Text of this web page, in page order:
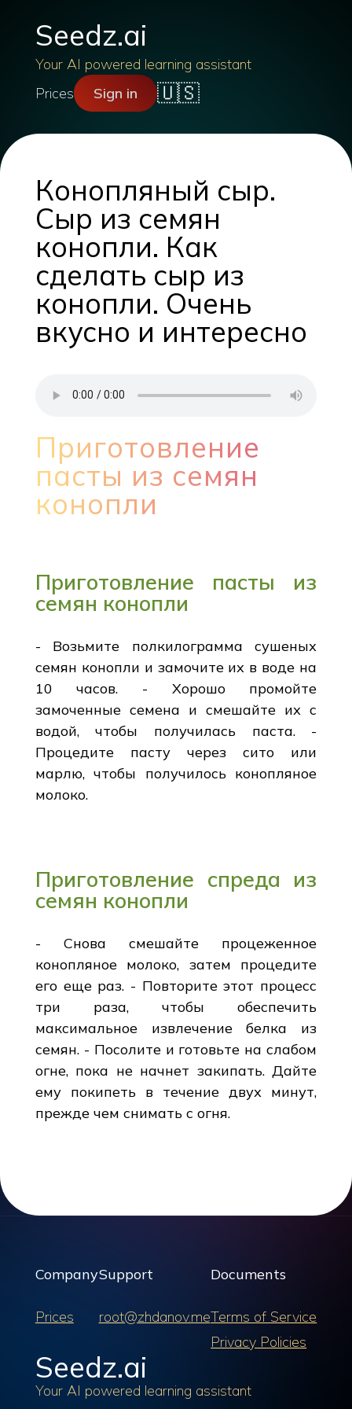
Seedz.ai
Your AI powered learning assistant
Prices
Sign in 🇺🇸
Конопляный сыр.
Сыр из семян
конопли. Как
сделать сыр из
конопли. Очень
вкусно и интересно
Приготовление
пасты из семян
конопли
Приготовление пасты из
семян конопли
- Возьмите полкилограмма сушеных
семян конопли и замочите их в воде на
10 часов. - Хорошо промойте
замоченные семена и смешайте их с
водой, чтобы получилась паста. -
Процедите пасту через сито или
марлю, чтобы получилось конопляное
молоко.
Приготовление спреда из
семян конопли
- Снова смешайте процеженное
конопляное молоко, затем процедите
его еще раз. - Повторите этот процесс
три раза, чтобы обеспечить
максимальное извлечение белка из
семян. - Посолите и готовьте на слабом
огне, пока не начнет закипать. Дайте
ему покипеть в течение двух минут,
прежде чем снимать с огня.
Company
Prices
Support
root@zhdanov.me
Documents
Terms of Service
Privacy Policies
Seedz.ai
Your AI powered learning assistant